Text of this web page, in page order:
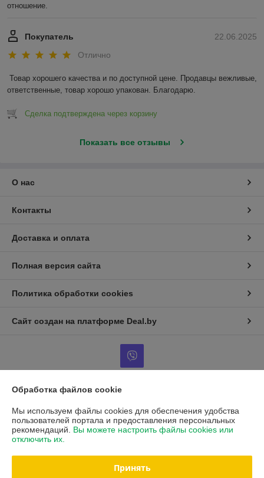
отношение.
22.06.2025
Покупатель
Отлично
Товар хорошего качества и по доступной цене. Продавцы вежливые,
ответственные, товар хорошо упакован. Благодарю.
Сделка подтверждена через корзину
Показать все отзывы
О нас
Контакты
Доставка и оплата
Полная версия сайта
Политика обработки cookies
Сайт создан на платформе Deal.by
Юридическое лицо:ООО "Торговый Дом Галина"
РБ, 223723, Минская обл, Солигорский р-н, г.п. Красная Слобода, ул. М.
Горького, д. 15
Регистрационный номер ЕГР: 690614992
Обработка файлов cookie
Мы используем файлы cookies для обеспечения удобства
пользователей портала и предоставления персональных
рекомендаций. Вы можете настроить файлы cookies или
отключить их.
Принять